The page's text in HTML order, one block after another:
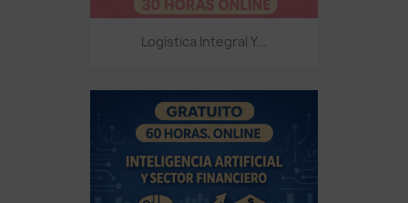
Logística Integral Y...